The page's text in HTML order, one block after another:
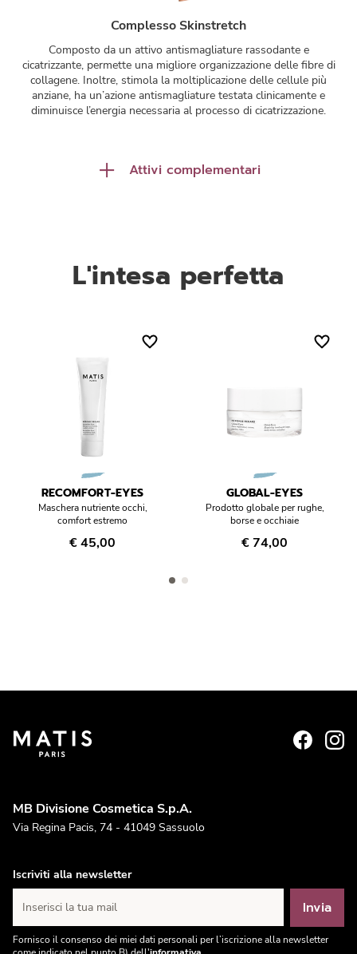
Complesso Skinstretch
Composto da un attivo antismagliature rassodante e
cicatrizzante, permette una migliore organizzazione delle fibre di
collagene. Inoltre, stimola la moltiplicazione delle cellule più
anziane, ha un’azione antismagliature testata clinicamente e
diminuisce l’energia necessaria al processo di cicatrizzazione.
Attivi complementari
cellulare. Ricco di acidi grassi essenziali che permettono di
preservare l’elasticità della pelle.
L'intesa perfetta
RECOMFORT-EYES
Maschera nutriente occhi,
comfort estremo
€ 45,00
GLOBAL-EYES
Prodotto globale per rughe,
borse e occhiaie
€ 74,00
MB Divisione Cosmetica S.p.A.
Via Regina Pacis, 74 - 41049 Sassuolo
Iscriviti alla newsletter
Inserisci la tua mail Invia
Fornisco il consenso dei miei dati personali per l’iscrizione alla newsletter